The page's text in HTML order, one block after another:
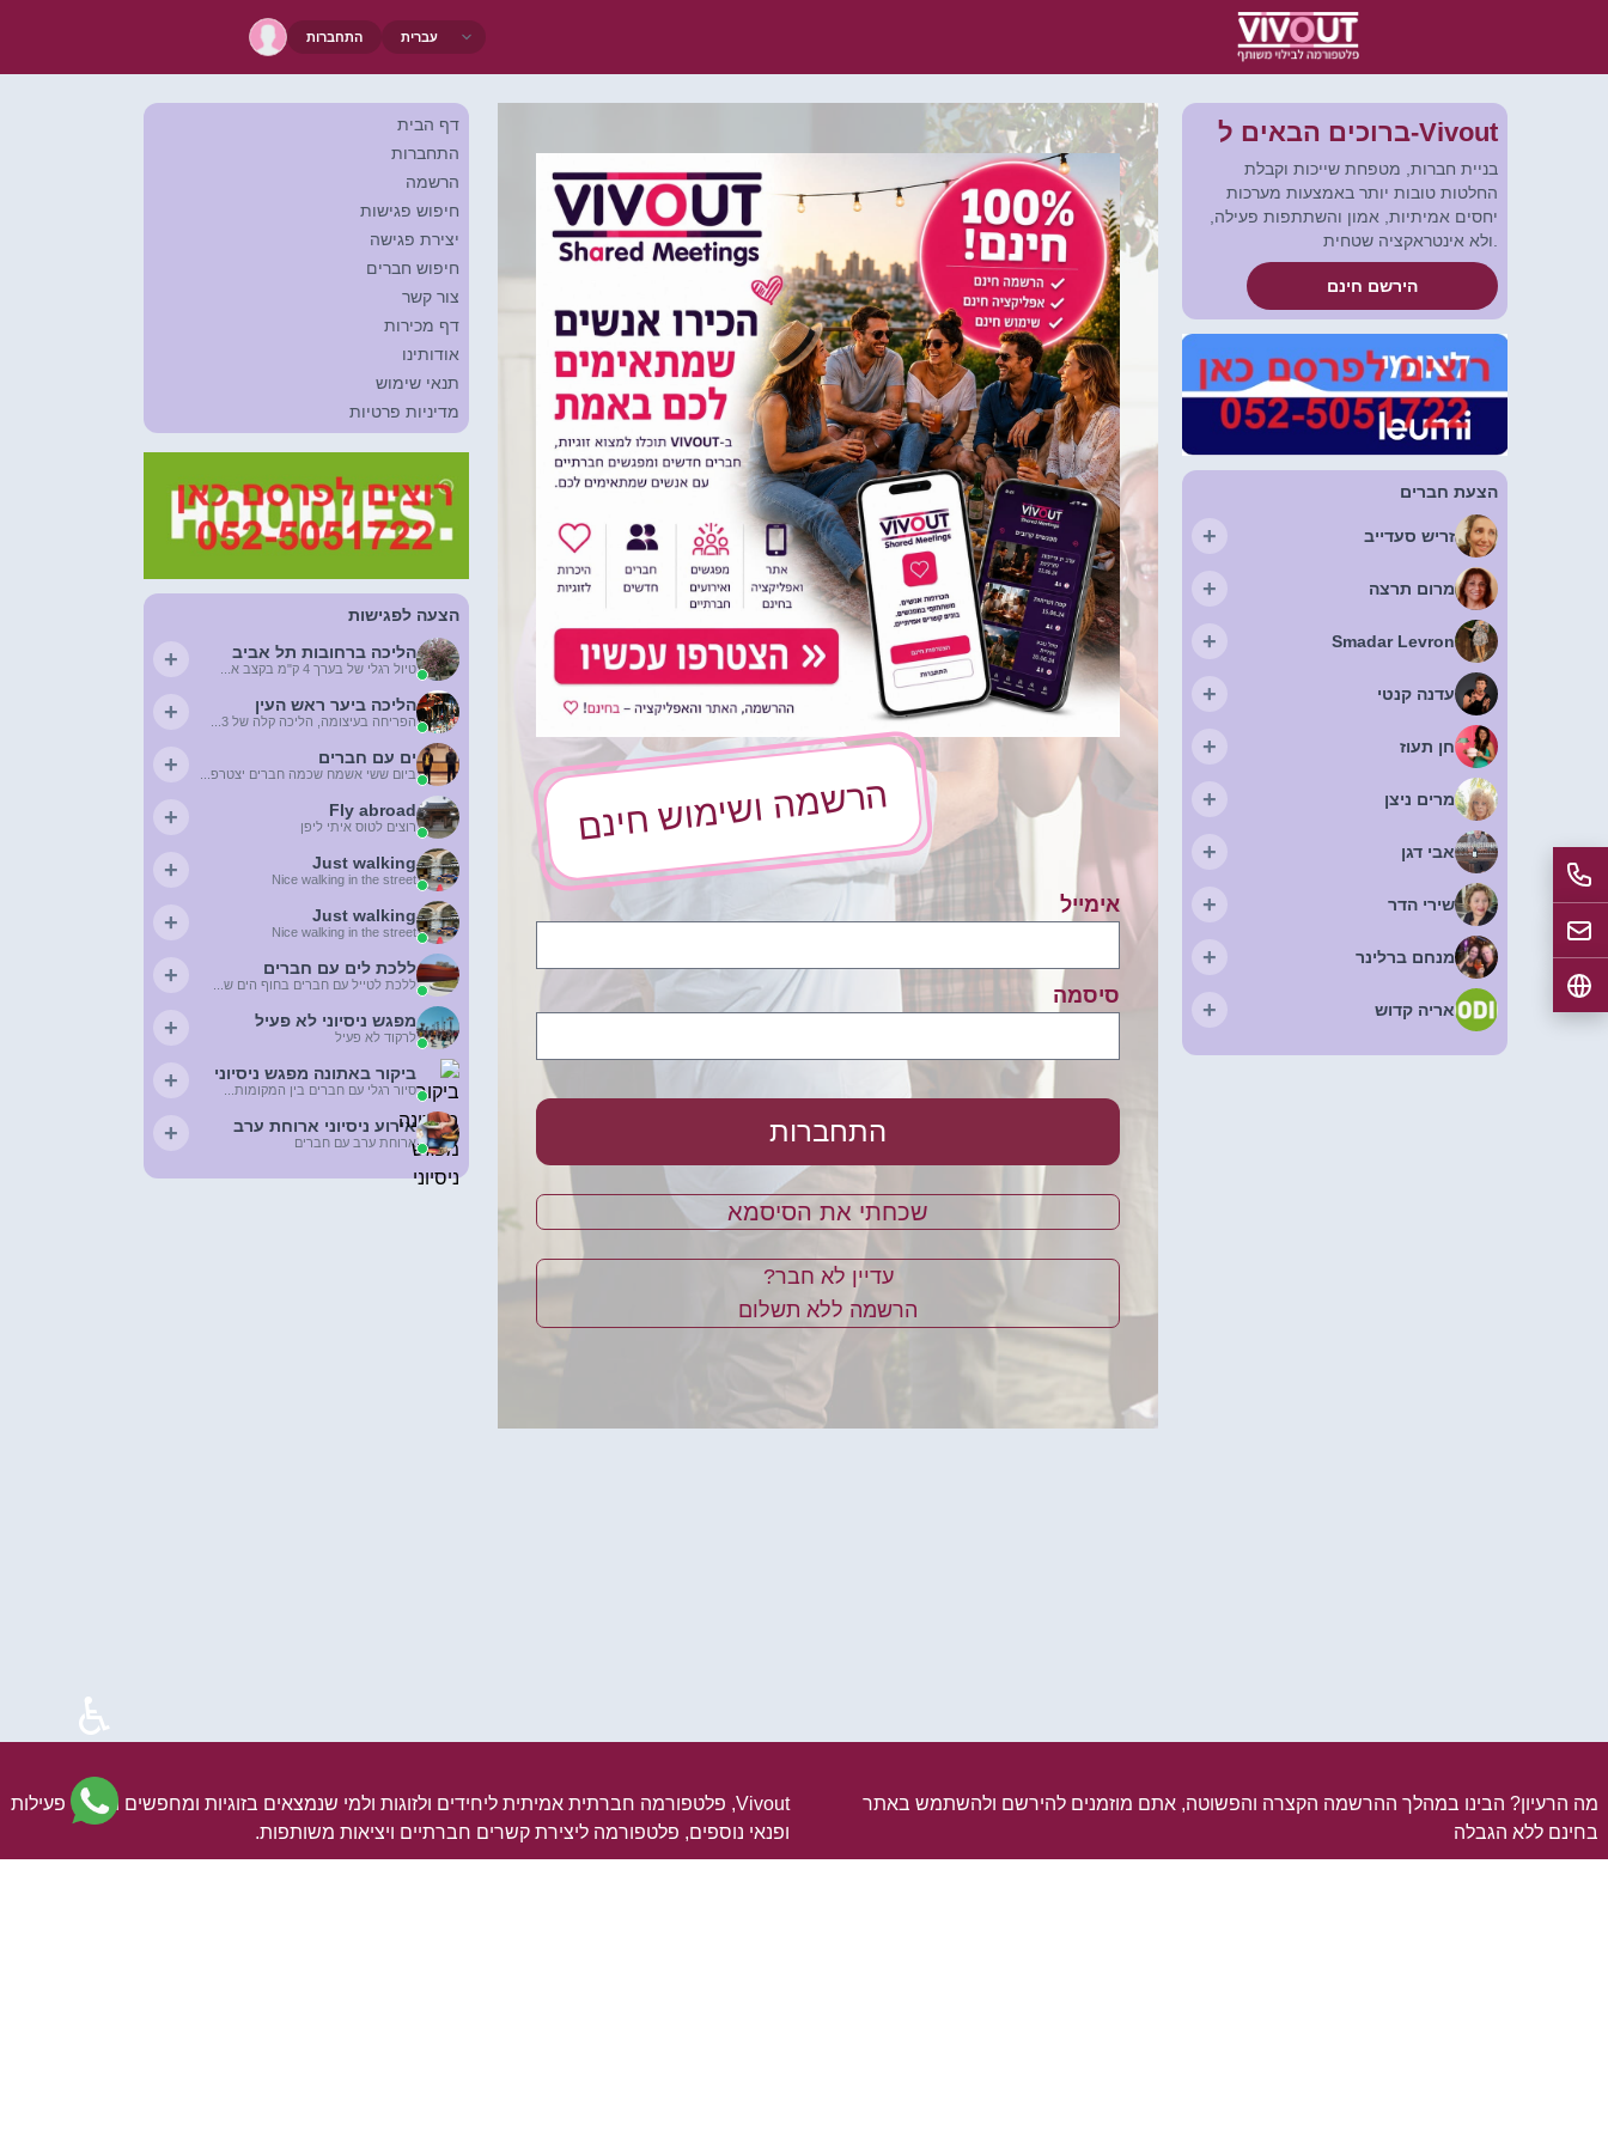
התחברות
דף הבית
התחברות
הרשמה
חיפוש פגישות
יצירת פגישה
חיפוש חברים
צור קשר
דף מכירות
אודותינו
תנאי שימוש
מדיניות פרטיות
הצעה לפגישות
הליכה ברחובות תל אביב
טיול רגלי של בערך 4 ק"מ בקצב א... +
הליכה ביער ראש העין
הפריחה בעיצומה, הליכה קלה של 3... +
ים עם חברים
ביום ששי אשמח שכמה חברים יצטרפ... +
Fly abroad
רוצים לטוס איתי ליפן +
Just walking
Nice walking in the street
+
Just walking
Nice walking in the street
+
ללכת לים עם חברים
ללכת לטייל עם חברים בחוף הים ש... +
מפגש ניסיוני לא פעיל
לרקוד לא פעיל +
ביקור באתונה מפגש ניסיוני
סיור רגלי עם חברים בין המקומות... +
אירוע ניסיוני ארוחת ערב
ארוחת ערב עם חברים +
הרשמה ושימוש חינם
אימייל
סיסמה
התחברות
שכחתי את הסיסמא
?עדיין לא חבר
הרשמה ללא תשלום
ברוכים הבאים ל-Vivout
בניית חברות, מטפחת שייכות וקבלת
החלטות טובות יותר באמצעות מערכות
יחסים אמיתיות, אמון והשתתפות פעילה,
הירשם חינם
הצעת חברים
זריש סעדייב +
מרום תרצה +
Smadar Levron
+
עדנה קנטי +
חן תעוז +
מרים ניצן +
אבי דגן +
שירי הדר +
מנחם ברלינר +
אריה קדוש +
♿
מה הרעיון? הבינו במהלך ההרשמה הקצרה והפשוטה, אתם מוזמנים להירשם ולהשתמש באתר
בחינם ללא הגבלה
Vivout, פלטפורמה חברתית אמיתית ליחידים ולזוגות ולמי שנמצאים בזוגיות ומחפשים תחומי פעילות
ופנאי נוספים, פלטפורמה ליצירת קשרים חברתיים ויציאות משותפות.